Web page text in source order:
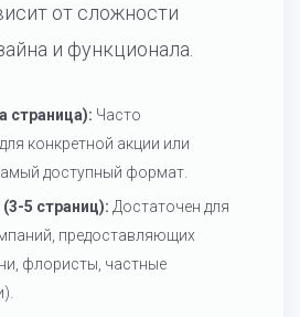
от сложности
и функционала.
страница): Часто
конкретной акции или
доступный формат.
5 страниц): Достаточен для
предоставляющих
флористы, частные